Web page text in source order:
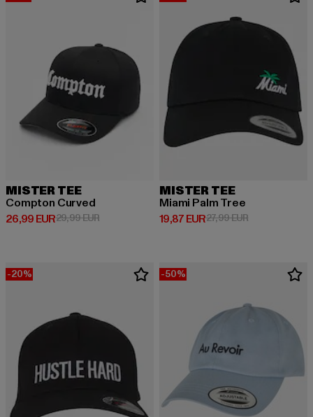
MISTER TEE
Compton Curved
26,99 EUR
Derzeitiger Preis: 26,99 EUR
29,99 EURAktionspreis: 29,99 EUR
MISTER TEE
Miami Palm Tree
19,87 EUR
Derzeitiger Preis: 19,87 EUR
27,99 EURAktionspreis:
-20% -50%